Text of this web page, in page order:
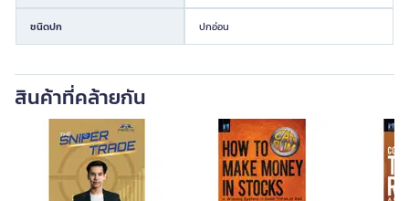
ชนิดปก ปกอ่อน
สินค้าที่คล้ายกัน